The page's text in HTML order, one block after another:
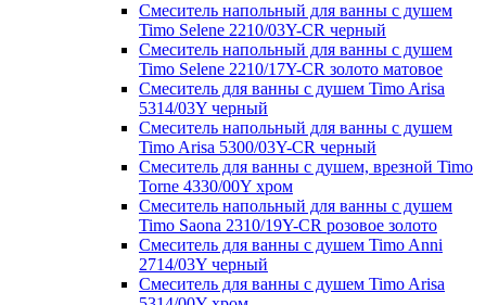
Смеситель напольный для ванны с душем
Timo Selene 2210/03Y-CR черный
Смеситель напольный для ванны с душем
Timo Selene 2210/17Y-CR золото матовое
Смеситель для ванны с душем Timo Arisa
5314/03Y черный
Смеситель напольный для ванны с душем
Timo Arisa 5300/03Y-CR черный
Смеситель для ванны с душем, врезной Timo
Torne 4330/00Y хром
Смеситель напольный для ванны с душем
Timo Saona 2310/19Y-CR розовое золото
Смеситель для ванны с душем Timo Anni
2714/03Y черный
Смеситель для ванны с душем Timo Arisa